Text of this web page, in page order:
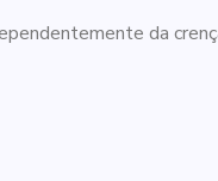
da